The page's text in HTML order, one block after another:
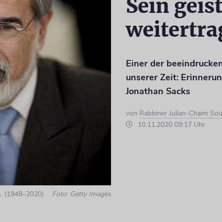
(1948–2020) Foto: Getty Images
Sein
Einer der
unserer Zeit:
Jonathan Sacks
von Rabbiner Julian-Chaim
10.11.2020 09:17 Uhr